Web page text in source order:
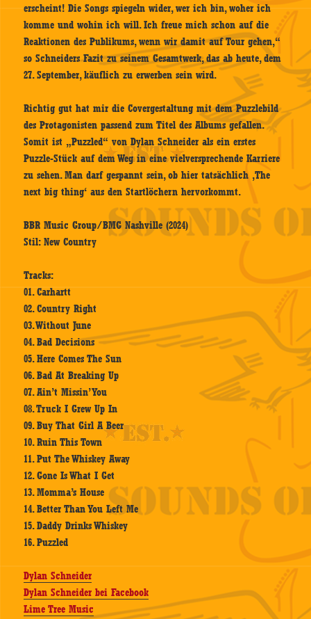
erscheint! Die Songs spiegeln wider, wer ich bin, woher ich
komme und wohin ich will. Ich freue mich schon auf die
Reaktionen des Publikums, wenn wir damit auf Tour gehen,“
so Schneiders Fazit zu seinem Gesamtwerk, das ab heute, dem
27. September, käuflich zu erwerben sein wird.
Richtig gut hat mir die Covergestaltung mit dem Puzzlebild
des Protagonisten passend zum Titel des Albums gefallen.
Somit ist „Puzzled“ von Dylan Schneider als ein erstes
Puzzle-Stück auf dem Weg in eine vielversprechende Karriere
zu sehen. Man darf gespannt sein, ob hier tatsächlich ‚The
next big thing‘ aus den Startlöchern hervorkommt.
BBR Music Group/BMG Nashville (2024)
Stil: New Country
Tracks:
01. Carhartt
02. Country Right
03. Without June
04. Bad Decisions
05. Here Comes The Sun
06. Bad At Breaking Up
07. Ain’t Missin’ You
08. Truck I Grew Up In
09. Buy That Girl A Beer
10. Ruin This Town
11. Put The Whiskey Away
12. Gone Is What I Get
13. Momma’s House
14. Better Than You Left Me
15. Daddy Drinks Whiskey
16. Puzzled
Dylan Schneider
Dylan Schneider bei Facebook
Lime Tree Music